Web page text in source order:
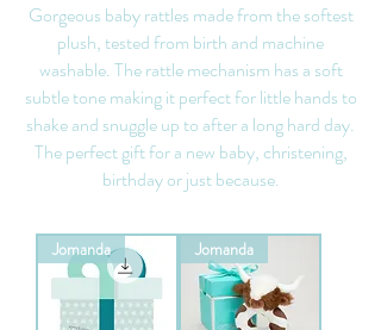
Gorgeous baby rattles made from the softest
plush, tested from birth and machine
washable. The rattle mechanism has a soft
subtle tone making it perfect for little hands to
shake and snuggle up to after a long hard day.
The perfect gift for a new baby, christening,
birthday or just because.
Jomanda Jomanda